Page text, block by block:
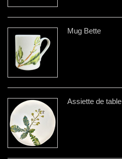
Mug Bette
Assiette de